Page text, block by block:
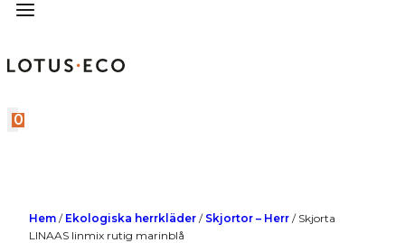
0
Hem / Ekologiska herrkläder / Skjortor – Herr / Skjorta
LINAAS linmix rutig marinblå